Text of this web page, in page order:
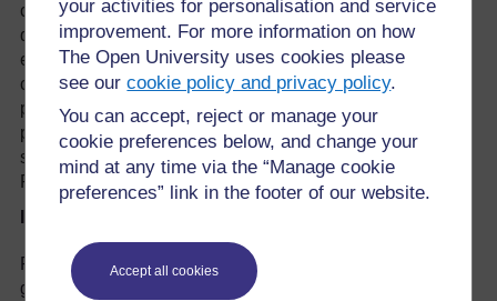
your activities for personalisation and service
improvement. For more information on how
The Open University uses cookies please
see ourcookie policy and privacy policy.
You can accept, reject or manage your
cookie preferences below, and change your
mind at any time via the “Manage cookie
preferences” link in the footer of our website.
Accept all cookies
contre le bord
qui dépasse
et regardez
ce qui se
passe. Le
papier se
soulève.
Pourquoi ?
Pensez à un
groupe de